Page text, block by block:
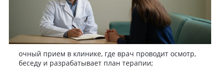
очный прием в клинике, где врач проводит осмотр,
беседу и разрабатывает план терапии;